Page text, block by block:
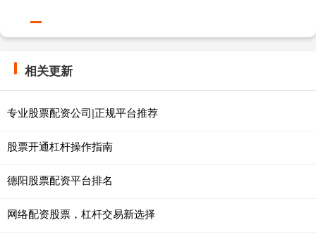
相关更新
专业股票配资公司|正规平台推荐
股票开通杠杆操作指南
德阳股票配资平台排名
网络配资股票，杠杆交易新选择